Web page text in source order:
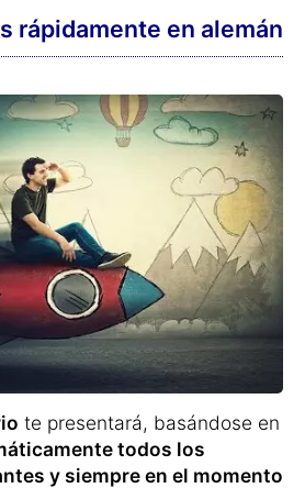
rápidamente en alemán
te presentará, basándose en
todos los
y siempre en el momento